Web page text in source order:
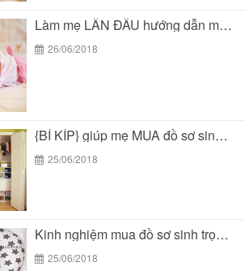
Làm mẹ LẦN ĐẦU hướng dẫn mua “đồ sơ...
26/06/2018
{BÍ KÍP} giúp mẹ MUA đồ sơ sinh trọn...
25/06/2018
Kinh nghiệm mua đồ sơ sinh trọn gói tại...
25/06/2018